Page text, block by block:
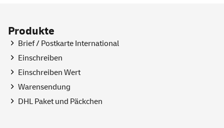
Produkte
Brief / Postkarte International
Einschreiben
Einschreiben Wert
Warensendung
DHL Paket und Päckchen